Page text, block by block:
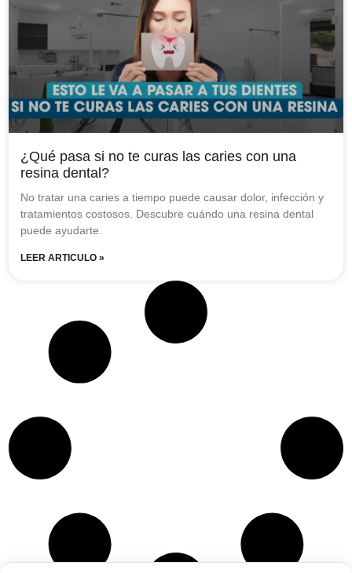
¿Qué pasa si no te curas las caries con una
resina dental?
No tratar una caries a tiempo puede causar dolor, infección y
tratamientos costosos. Descubre cuándo una resina dental
puede ayudarte.
LEER ARTICULO »